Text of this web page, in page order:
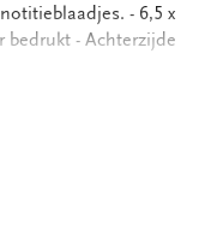
- 6,5 x
bedrukt - Achterzijde